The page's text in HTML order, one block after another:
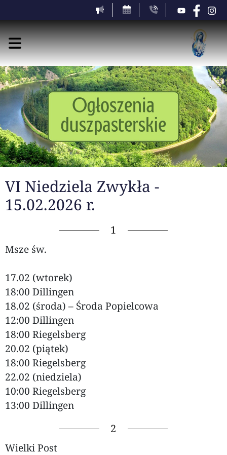
VI Niedziela Zwykła -
15.02.2026 r.
1
Msze św.
17.02 (wtorek)
18:00 Dillingen
18.02 (środa) – Środa Popielcowa
12:00 Dillingen
18:00 Riegelsberg
20.02 (piątek)
18:00 Riegelsberg
22.02 (niedziela)
10:00 Riegelsberg
13:00 Dillingen
2
Wielki Post